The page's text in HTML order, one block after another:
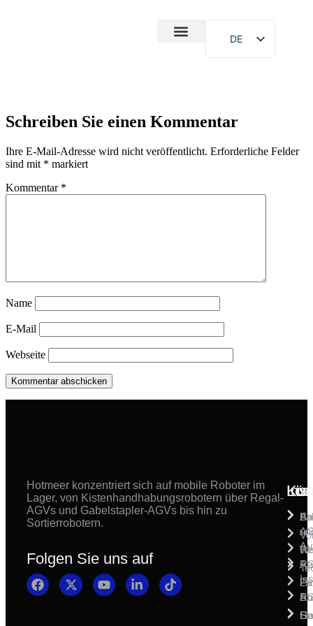
DE
Schreiben Sie einen Kommentar
Ihre E-Mail-Adresse wird nicht veröffentlicht. Erforderliche Felder
sind mit * markiert
Kommentar *
Name
E-Mail
Webseite
Hotmeer konzentriert sich auf mobile Roboter im
Lager, von Kistenhandhabungsrobotern über Regal-
AGVs und Gabelstapler-AGVs bis hin zu
Sortierrobotern.
Folgen Sie uns auf